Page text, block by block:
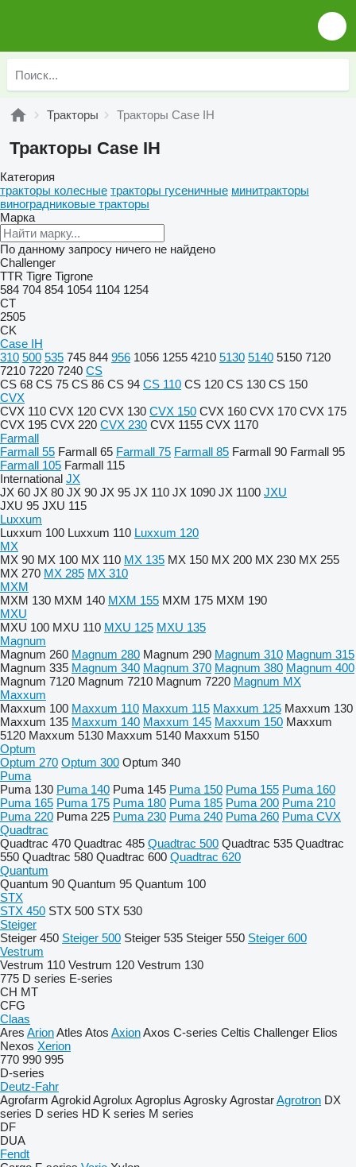
Тракторы Тракторы Case IH
Тракторы Case IH
Категория
тракторы колесные тракторы гусеничные минитракторы
виноградниковые тракторы
Марка
По данному запросу ничего не найдено
Challenger
TTR Tigre Tigrone
584 704 854 1054 1104 1254
CT
2505
CK
Case IH
310 500 535 745 844 956 1056 1255 4210 5130 5140 5150 7120
7210 7220 7240 CS
CS 68 CS 75 CS 86 CS 94 CS 110 CS 120 CS 130 CS 150
CVX
CVX 110 CVX 120 CVX 130 CVX 150 CVX 160 CVX 170 CVX 175
CVX 195 CVX 220 CVX 230 CVX 1155 CVX 1170
Farmall
Farmall 55 Farmall 65 Farmall 75 Farmall 85 Farmall 90 Farmall 95
Farmall 105 Farmall 115
International JX
JX 60 JX 80 JX 90 JX 95 JX 110 JX 1090 JX 1100 JXU
JXU 95 JXU 115
Luxxum
Luxxum 100 Luxxum 110 Luxxum 120
MX
MX 90 MX 100 MX 110 MX 135 MX 150 MX 200 MX 230 MX 255
MX 270 MX 285 MX 310
MXM
MXM 130 MXM 140 MXM 155 MXM 175 MXM 190
MXU
MXU 100 MXU 110 MXU 125 MXU 135
Magnum
Magnum 260 Magnum 280 Magnum 290 Magnum 310 Magnum 315
Magnum 335 Magnum 340 Magnum 370 Magnum 380 Magnum 400
Magnum 7120 Magnum 7210 Magnum 7220 Magnum MX
Maxxum
Maxxum 100 Maxxum 110 Maxxum 115 Maxxum 125 Maxxum 130
Maxxum 135 Maxxum 140 Maxxum 145 Maxxum 150 Maxxum
5120 Maxxum 5130 Maxxum 5140 Maxxum 5150
Optum
Optum 270 Optum 300 Optum 340
Puma
Puma 130 Puma 140 Puma 145 Puma 150 Puma 155 Puma 160
Puma 165 Puma 175 Puma 180 Puma 185 Puma 200 Puma 210
Puma 220 Puma 225 Puma 230 Puma 240 Puma 260 Puma CVX
Quadtrac
Quadtrac 470 Quadtrac 485 Quadtrac 500 Quadtrac 535 Quadtrac
550 Quadtrac 580 Quadtrac 600 Quadtrac 620
Quantum
Quantum 90 Quantum 95 Quantum 100
STX
STX 450 STX 500 STX 530
Steiger
Steiger 450 Steiger 500 Steiger 535 Steiger 550 Steiger 600
Vestrum
Vestrum 110 Vestrum 120 Vestrum 130
775 D series E-series
CH MT
CFG
Claas
Ares ArionAtles Atos AxionAxos C-series Celtis Challenger Elios
Nexos Xerion
770 990 995
D-series
Deutz-Fahr
Agrofarm AgrokidAgrolux Agroplus AgroskyAgrostarAgrotron DX
series D series HD K series M series
DF
DUA
Fendt